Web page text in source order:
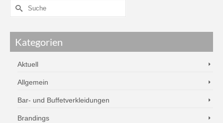
Kategorien
Aktuell
Allgemein
Bar- und Buffetverkleidungen
Brandings